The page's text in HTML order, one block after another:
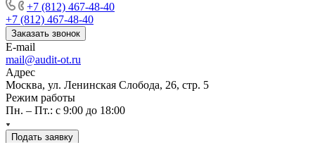
+7 (812) 467-48-40
+7 (812) 467-48-40
Заказать звонок
E-mail
mail@audit-ot.ru
Адрес
Москва, ул. Ленинская Слобода, 26, стр. 5
Режим работы
Пн. – Пт.: с 9:00 до 18:00
Подать заявку